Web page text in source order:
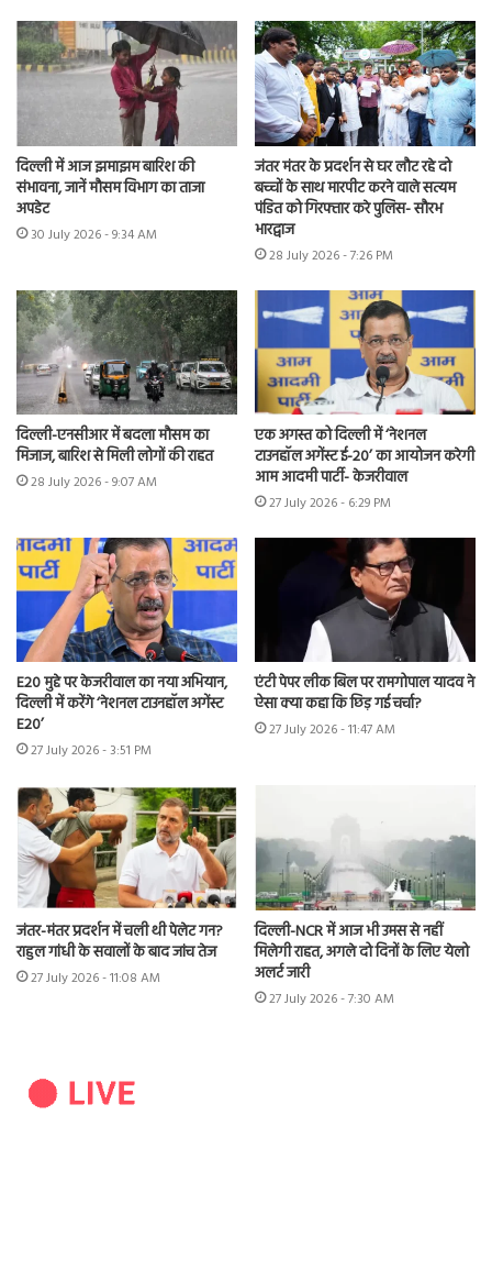
दिल्ली में आज झमाझम बारिश की
संभावना, जानें मौसम विभाग का ताजा
अपडेट
30 July 2026 - 9:34 AM
जंतर मंतर के प्रदर्शन से घर लौट रहे दो
बच्चों के साथ मारपीट करने वाले सत्यम
पंडित को गिरफ्तार करे पुलिस- सौरभ
भारद्वाज
28 July 2026 - 7:26 PM
दिल्ली-एनसीआर में बदला मौसम का
मिजाज, बारिश से मिली लोगों की राहत
28 July 2026 - 9:07 AM
एक अगस्त को दिल्ली में ‘नेशनल
टाउनहॉल अगेंस्ट ई-20’ का आयोजन करेगी
आम आदमी पार्टी- केजरीवाल
27 July 2026 - 6:29 PM
E20 मुद्दे पर केजरीवाल का नया अभियान,
दिल्ली में करेंगे ‘नेशनल टाउनहॉल अगेंस्ट
E20’
27 July 2026 - 3:51 PM
एंटी पेपर लीक बिल पर रामगोपाल यादव ने
ऐसा क्या कहा कि छिड़ गई चर्चा?
27 July 2026 - 11:47 AM
जंतर-मंतर प्रदर्शन में चली थी पेलेट गन?
राहुल गांधी के सवालों के बाद जांच तेज
27 July 2026 - 11:08 AM
दिल्ली-NCR में आज भी उमस से नहीं
मिलेगी राहत, अगले दो दिनों के लिए येलो
अलर्ट जारी
27 July 2026 - 7:30 AM